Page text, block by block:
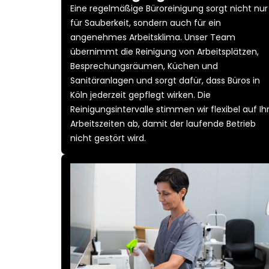
Eine regelmäßige Büroreinigung sorgt nicht nur
für Sauberkeit, sondern auch für ein
angenehmes Arbeitsklima. Unser Team
übernimmt die Reinigung von Arbeitsplätzen,
Besprechungsräumen, Küchen und
Sanitäranlagen und sorgt dafür, dass Büros in
Köln jederzeit gepflegt wirken. Die
Reinigungsintervalle stimmen wir flexibel auf
Arbeitszeiten ab, damit der laufende Betrieb
nicht gestört wird.